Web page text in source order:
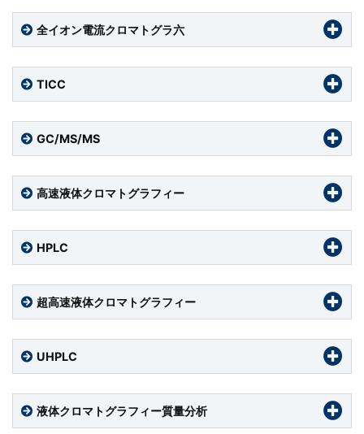
全イオン電流クロマトグラ六
TICC
GC/MS/MS
高速液体クロマトグラフィー
HPLC
超高速液体クロマトグラフィー
UHPLC
液体クロマトグラフィー質量分析